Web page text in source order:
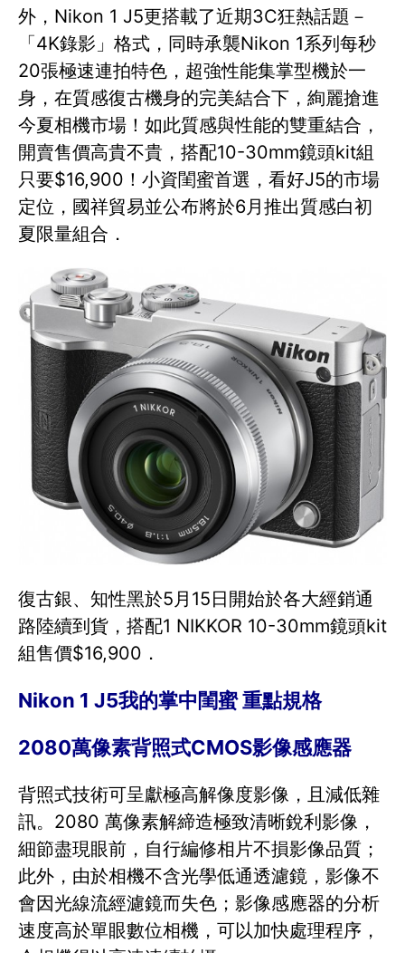
外，Nikon 1 J5更搭載了近期3C狂熱話題－
「4K錄影」格式，同時承襲Nikon 1系列每秒
20張極速連拍特色，超強性能集掌型機於一
身，在質感復古機身的完美結合下，絢麗搶進
今夏相機市場！如此質感與性能的雙重結合，
開賣售價高貴不貴，搭配10-30mm鏡頭kit組
只要$16,900！小資閨蜜首選，看好J5的市場
定位，國祥貿易並公布將於6月推出質感白初
夏限量組合．
復古銀、知性黑於5月15日開始於各大經銷通
路陸續到貨，搭配1 NIKKOR 10-30mm鏡頭kit
組售價$16,900．
Nikon 1 J5我的掌中閨蜜 重點規格
2080萬像素背照式CMOS影像感應器
背照式技術可呈獻極高解像度影像，且減低雜
訊。2080 萬像素解締造極致清晰銳利影像，
細節盡現眼前，自行編修相片不損影像品質；
此外，由於相機不含光學低通透濾鏡，影像不
會因光線流經濾鏡而失色；影像感應器的分析
速度高於單眼數位相機，可以加快處理程序，